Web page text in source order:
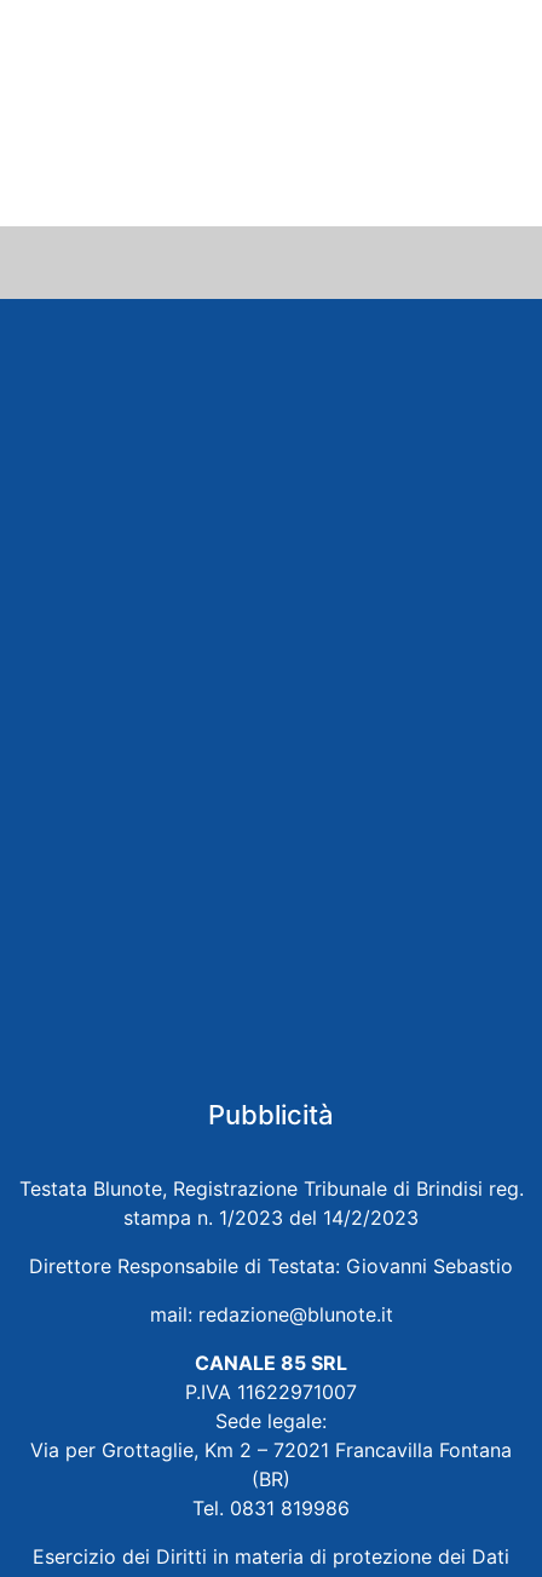
Pubblicità
Testata Blunote, Registrazione Tribunale di Brindisi reg.
stampa n. 1/2023 del 14/2/2023
Direttore Responsabile di Testata: Giovanni Sebastio
mail: redazione@blunote.it
CANALE 85 SRL
P.IVA 11622971007
Sede legale:
Via per Grottaglie, Km 2 – 72021 Francavilla Fontana
(BR)
Tel. 0831 819986
Esercizio dei Diritti in materia di protezione dei Dati